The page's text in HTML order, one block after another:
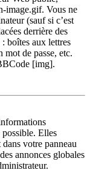
image.gif. Vous ne
(sauf si c’est
derrière des
boîtes aux lettres
de passe, etc.
[img].
Elles
votre panneau
annonces globales